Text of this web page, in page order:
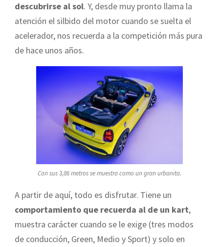
descubrirse al sol. Y, desde muy pronto llama la
atención el silbido del motor cuando se suelta el
acelerador, nos recuerda a la competición más pura
de hace unos años.
Con sus 3,86 metros se muestra como un gran urbanita.
A partir de aquí, todo es disfrutar. Tiene un
comportamiento que recuerda al de un kart,
muestra carácter cuando se le exige (tres modos
de conducción, Green, Medio y Sport) y solo en